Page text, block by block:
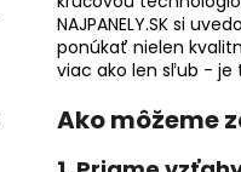
NAJPANELY.SK si
ponúkať nielen
viac ako len sľub - je
Ako môžeme